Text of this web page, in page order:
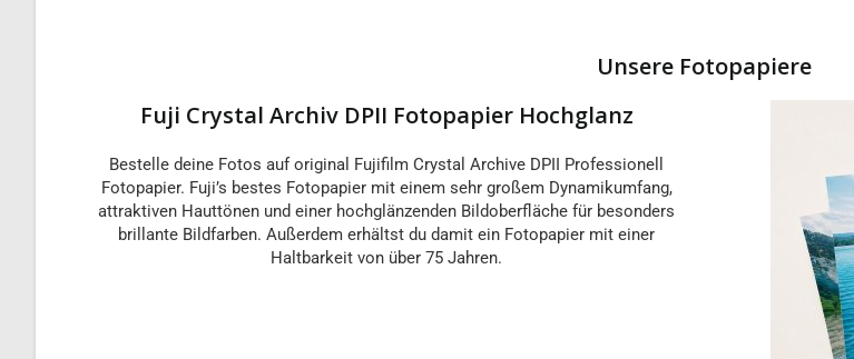
Unsere Fotopapiere
Fuji Crystal Archiv DPII Fotopapier Hochglanz
Bestelle deine Fotos auf original Fujifilm Crystal Archive DPII Professionell
Fotopapier. Fuji’s bestes Fotopapier mit einem sehr großem Dynamikumfang,
attraktiven Hauttönen und einer hochglänzenden Bildoberfläche für besonders
brillante Bildfarben. Außerdem erhältst du damit ein Fotopapier mit einer
Haltbarkeit von über 75 Jahren.